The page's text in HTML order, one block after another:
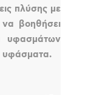
πλύσης με
βοηθήσει
υφασμάτων
υφάσματα.